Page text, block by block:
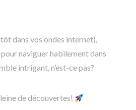
dans vos ondes internet),
naviguer habilement dans
intrigant, n’est-ce pas?
de découvertes!